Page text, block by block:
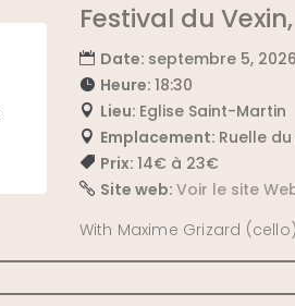
Festival du
Date: septembre 5, 2026
Heure: 18:30
Lieu: Eglise Saint-Martin
Emplacement: Ruelle
Prix: 14€ à 23€
Site web: Voir le site
With Maxime Grizard